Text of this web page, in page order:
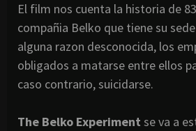
El film nos cuenta la historia de
compañia Belko que tiene su
alguna razon desconocida, los
obligados a matarse entre ellos
caso contrario, suicidarse.
The Belko Experiment se va a